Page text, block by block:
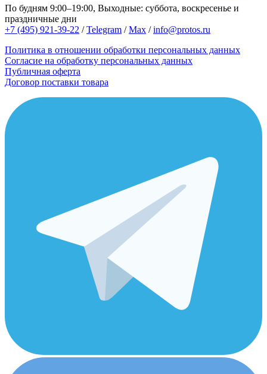
По будням 9:00–19:00, Выходные: суббота, воскресенье и
праздничные дни
+7 (495) 921-39-22 /Telegram /Max /info@protos.ru
Политика в отношении обработки персональных данных
Согласие на обработку персональных данных
Публичная оферта
Договор поставки товара